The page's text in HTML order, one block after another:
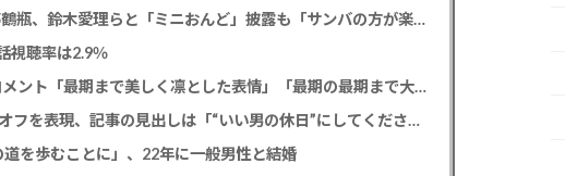
松平健 「ミニオンズ＆モンスターズ」笑福亭鶴瓶、鈴木愛理らと「ミニおんど」披露も「サンバの方が楽」と本音
視聴率は2.9％
寿美花代さん死去 息子の高嶋政宏・政伸がコメント「最期まで美しく凛とした表情」「最期の最期まで大女優」「
SixTONES 田中樹 初の単独CM出演でオンとオフを表現、記事の見出しは「“いい男の休日”にしてください」とアピール
を歩むことに」、22年に一般男性と結婚